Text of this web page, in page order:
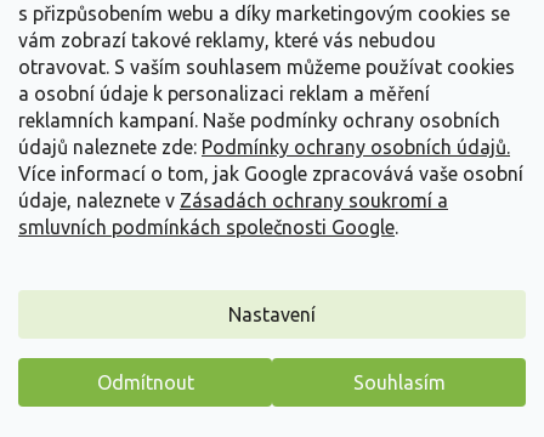
s přizpůsobením webu a díky marketingovým cookies se
vám zobrazí takové reklamy, které vás nebudou
otravovat. S vaším souhlasem můžeme používat cookies
a osobní údaje k personalizaci reklam a měření
reklamních kampaní. Naše podmínky ochrany osobních
údajů naleznete zde: Podmínky ochrany osobních údajů.
Více informací o tom, jak Google zpracovává vaše osobní
údaje, naleznete v Zásadách ochrany soukromí a
smluvních podmínkách společnosti Google.
Nastavení
Odmítnout Souhlasím
Hortenzie pilovitá 'Blue Clouds' PBR
Hydrangea serrata 'Blue Clouds' PBR
Máme pro vás malý dárek